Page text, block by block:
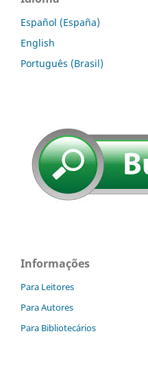
Español (España)
English
Português (Brasil)
Informações
Para Leitores
Para Autores
Para Bibliotecários